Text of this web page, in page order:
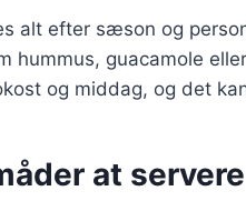
alt efter sæson og
hummus, guacamole
og middag, og det
at